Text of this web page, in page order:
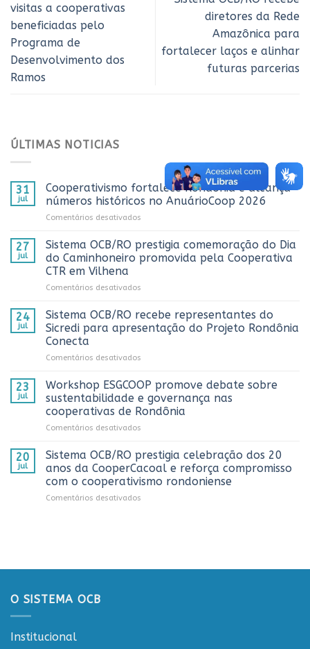
visitas a cooperativas
beneficiadas pelo
Programa de
Desenvolvimento dos
Ramos
diretores da Rede
Amazônica para
fortalecer laços e alinhar
futuras parcerias
ÚLTIMAS NOTICIAS
31
jul
Cooperativismo fortalece Rondônia e alcança
números históricos no AnuárioCoop 2026
Comentários desativados
fortalece
Rondônia
e
no
AnuárioCoop
2026
27
jul
Sistema OCB/RO prestigia comemoração do Dia
do Caminhoneiro promovida pela Cooperativa
CTR em Vilhena
Comentários desativados
OCB/RO
prestigia
comemoração
Caminhoneiro
promovida
pela
Cooperativa
Vilhena
24
jul
Sistema OCB/RO recebe representantes do
Sicredi para apresentação do Projeto Rondônia
Conecta
Comentários desativados
OCB/RO
recebe
representantes
do
apresentação
Projeto
Rondônia
23
jul
Workshop ESGCOOP promove debate sobre
sustentabilidade e governança nas
cooperativas de Rondônia
Comentários desativados
ESGCOOP
promove
debate
sobre
Rondônia
20
jul
Sistema OCB/RO prestigia celebração dos 20
anos da CooperCacoal e reforça compromisso
com o cooperativismo rondoniense
Comentários desativados
20
O SISTEMA OCB
Institucional